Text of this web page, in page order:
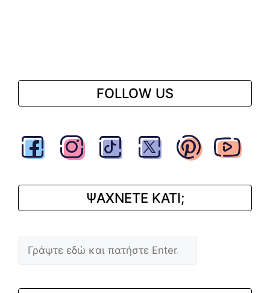
FOLLOW US
ΨΑΧΝΕΤΕ ΚΑΤΙ;